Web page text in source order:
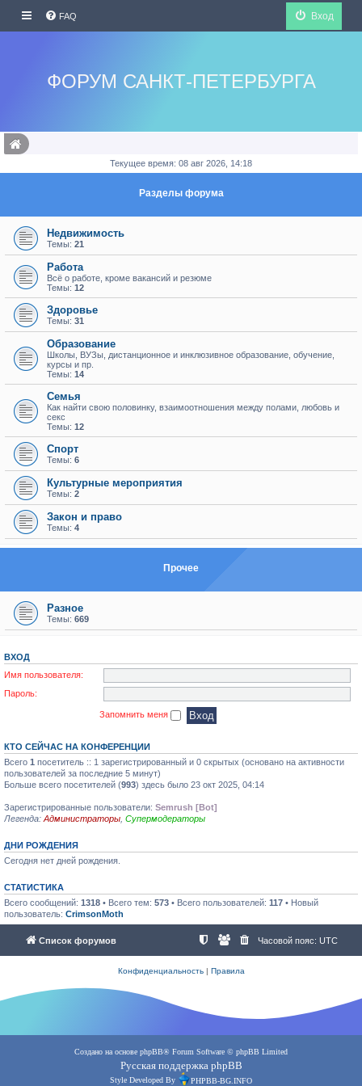
FAQ Вход
ФОРУМ САНКТ-ПЕТЕРБУРГА
Текущее время: 08 авг 2026, 14:18
Разделы форума
Недвижимость
Темы: 21
Работа
Всё о работе, кроме вакансий и резюме
Темы: 12
Здоровье
Темы: 31
Образование
Школы, ВУЗы, дистанционное и инклюзивное образование, обучение,
курсы и пр.
Темы: 14
Семья
Как найти свою половинку, взаимоотношения между полами, любовь и
секс
Темы: 12
Спорт
Темы: 6
Культурные мероприятия
Темы: 2
Закон и право
Темы: 4
Прочее
Разное
Темы: 669
ВХОД
Имя пользователя:
Пароль:
Запомнить меня
КТО СЕЙЧАС НА КОНФЕРЕНЦИИ
Всего 1 посетитель :: 1 зарегистрированный и 0 скрытых (основано на активности
пользователей за последние 5 минут)
Больше всего посетителей (993) здесь было 23 окт 2025, 04:14
Зарегистрированные пользователи: Semrush [Bot]
Легенда: Администраторы Супермодераторы
ДНИ РОЖДЕНИЯ
Сегодня нет дней рождения.
СТАТИСТИКА
Всего сообщений: 1318 • Всего тем: 573 • Всего пользователей: 117 • Новый
пользователь: CrimsonMoth
Список форумов Часовой пояс: UTC
Конфиденциальность| Правила
Создано на основе phpBB® Forum Software © phpBB Limited
Русская поддержка phpBB
Style Developed By PHPBB-BG.INFO